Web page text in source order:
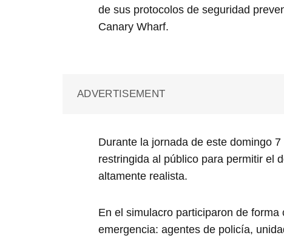
de sus protocolos de seguridad
Canary Wharf.
ADVERTISEMENT
Durante la jornada de este domingo
restringida al público para permitir el
altamente realista.
En el simulacro participaron de
emergencia: agentes de policía,